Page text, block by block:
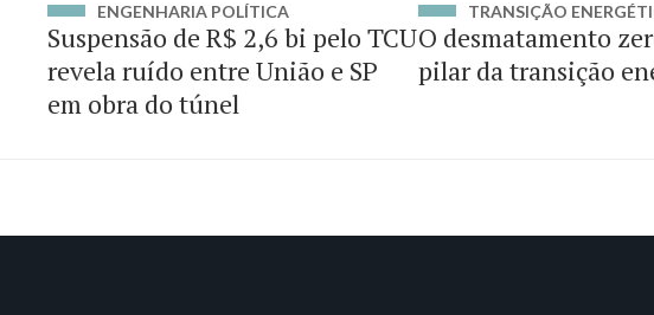
ENGENHARIA POLÍTICA
Suspensão de R$ 2,6 bi pelo TCU
revela ruído entre União e SP
em obra do túnel
TRANSIÇÃO
O desmatamento
pilar da transição